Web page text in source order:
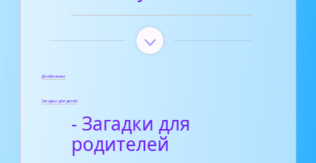
Диафильмы
Загадки для детей
- Загадки для
родителей